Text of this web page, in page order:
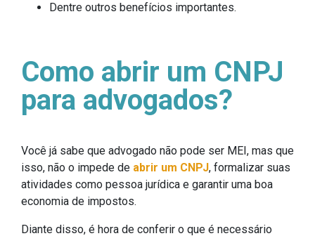
Dentre outros benefícios importantes.
Como abrir um CNPJ
para advogados?
Você já sabe que advogado não pode ser MEI, mas que
isso, não o impede de abrir um CNPJ, formalizar suas
atividades como pessoa jurídica e garantir uma boa
economia de impostos.
Diante disso, é hora de conferir o que é necessário